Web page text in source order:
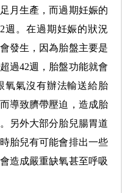
月生產，而過期妊娠的
週。在過期妊娠的狀況
發生，因為胎盤主要是
過42週，胎盤功能就會
氧氣沒有辦法輸送給胎
導致臍帶壓迫，造成胎
另外大部分胎兒腸胃道
胎兒有可能會排出一些
造成嚴重缺氧甚至呼吸